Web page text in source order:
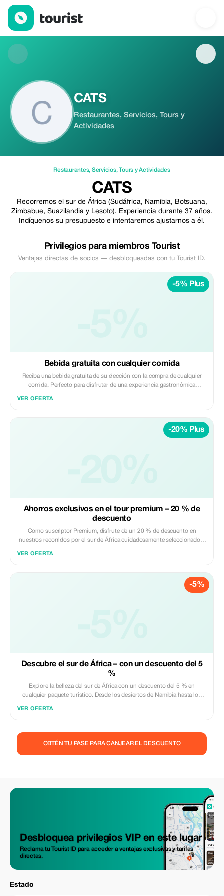
CATS — Restaurantes | Up to 20% off | Tourist
CATS
Restaurantes, Servicios, Tours y
Actividades
Restaurantes, Servicios,Tours y Actividades
CATS
Recorremos el sur de África (Sudáfrica, Namibia, Botsuana,
Zimbabue, Suazilandia y Lesoto). Experiencia durante 37 años.
Indíquenos su presupuesto e intentaremos ajustarnos a él.
Privilegios para miembros Tourist
Ventajas directas de socios — desbloqueadas con tu Tourist ID.
-5% Plus
Bebida gratuita con cualquier comida
Reciba una bebida gratuita de su elección con la compra de cualquier
comida. Perfecto para disfrutar de una experiencia gastronómica
VER OFERTA
-20% Plus
Ahorros exclusivos en el tour premium – 20 % de
descuento
Como suscriptor Premium, disfrute de un 20 % de descuento en
nuestros recorridos por el sur de África cuidadosamente seleccionados.
VER OFERTA
-5%
Descubre el sur de África – con un descuento del 5
%
Explore la belleza del sur de África con un descuento del 5 % en
cualquier paquete turístico. Desde los desiertos de Namibia hasta los
VER OFERTA
OBTÉN TU PASE PARA CANJEAR EL DESCUENTO
Desbloquea privilegios VIP en este lugar
Reclama tu Tourist ID para acceder a ventajas exclusivas y tarifas
directas.
Estado